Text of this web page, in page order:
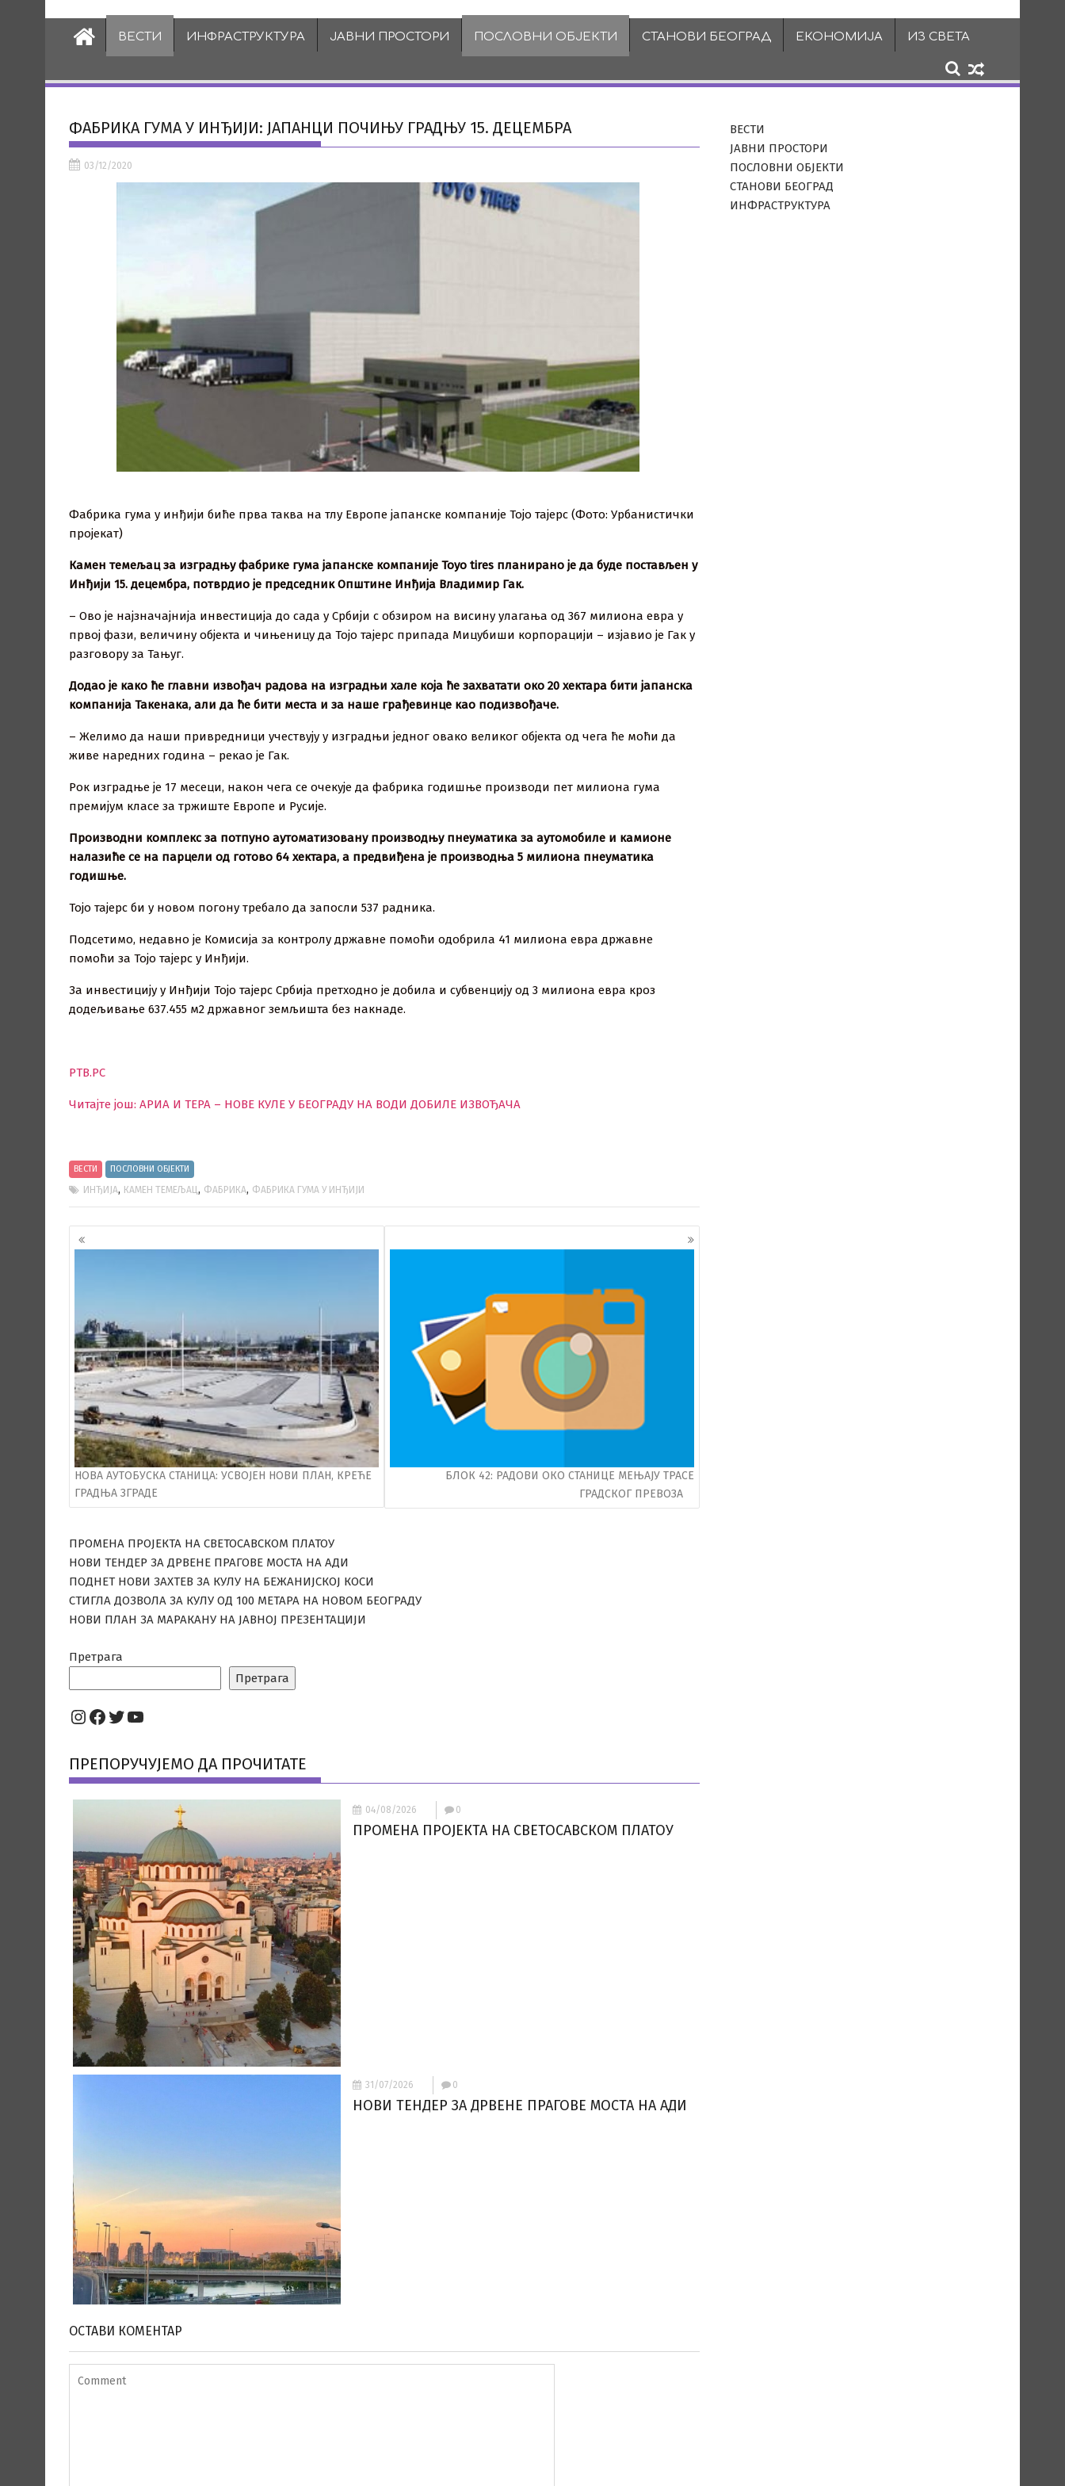
ВЕСТИ ИНФРАСТРУКТУРА ЈАВНИ ПРОСТОРИ ПОСЛОВНИ ОБЈЕКТИ СТАНОВИ БЕОГРАД ЕКОНОМИЈА ИЗ СВЕТА
ФАБРИКА ГУМА У ИНЂИЈИ: ЈАПАНЦИ ПОЧИЊУ ГРАДЊУ 15. ДЕЦЕМБРА
03/12/2020
Фабрика гума у инђији биће прва таква на тлу Европе јапанске компаније Тојо тајерс (Фото: Урбанистички
пројекат)
Камен темељац за изградњу фабрике гума јапанске компаније Тоyо tires планирано је да буде постављен у
Инђији 15. децембра, потврдио је председник Општине Инђија Владимир Гак.
– Ово је најзначајнија инвестиција до сада у Србији с обзиром на висину улагања од 367 милиона евра у
првој фази, величину објекта и чињеницу да Тојо тајерс припада Мицубиши корпорацији – изјавио је Гак у
разговору за Тањуг.
Додао је како ће главни извођач радова на изградњи хале која ће захватати око 20 хектара бити јапанска
компанија Такенака, али да ће бити места и за наше грађевинце као подизвођаче.
– Желимо да наши привредници учествују у изградњи једног овако великог објекта од чега ће моћи да
живе наредних година – рекао је Гак.
Рок изградње је 17 месеци, након чега се очекује да фабрика годишње производи пет милиона гума
премијум класе за тржиште Европе и Русије.
Производни комплекс за потпуно аутоматизовану производњу пнеуматика за аутомобиле и камионе
налазиће се на парцели од готово 64 хектара, а предвиђена је производња 5 милиона пнеуматика
годишње.
Тојо тајерс би у новом погону требало да запосли 537 радника.
Подсетимо, недавно је Комисија за контролу државне помоћи одобрила 41 милиона евра државне
помоћи за Тојо тајерс у Инђији.
За инвестицију у Инђији Тојо тајерс Србија претходно је добила и субвенцију од 3 милиона евра кроз
додељивање 637.455 м2 државног земљишта без накнаде.
РТВ.РС
Читајте још: АРИА И ТЕРА – НОВЕ КУЛЕ У БЕОГРАДУ НА ВОДИ ДОБИЛЕ ИЗВОЂАЧА
ВЕСТИ ПОСЛОВНИ ОБЈЕКТИ
ИНЂИЈА, КАМЕН ТЕМЕЉАЦ, ФАБРИКА, ФАБРИКА ГУМА У ИНЂИЈИ
Кретање
чланака
НОВА АУТОБУСКА СТАНИЦА: УСВОЈЕН НОВИ ПЛАН, КРЕЋЕ
ГРАДЊА ЗГРАДЕ
БЛОК 42: РАДОВИ ОКО СТАНИЦЕ МЕЊАЈУ ТРАСЕ
ГРАДСКОГ ПРЕВОЗА
ПРОМЕНА ПРОЈЕКТА НА СВЕТОСАВСКОМ ПЛАТОУ
НОВИ ТЕНДЕР ЗА ДРВЕНЕ ПРАГОВЕ МОСТА НА АДИ
ПОДНЕТ НОВИ ЗАХТЕВ ЗА КУЛУ НА БЕЖАНИЈСКОЈ КОСИ
СТИГЛА ДОЗВОЛА ЗА КУЛУ ОД 100 МЕТАРА НА НОВОМ БЕОГРАДУ
НОВИ ПЛАН ЗА МАРАКАНУ НА ЈАВНОЈ ПРЕЗЕНТАЦИЈИ
Претрага
Претрага
Instagram
Facebook
Twitter
YouTube
ПРЕПОРУЧУЈЕМО ДА ПРОЧИТАТЕ
04/08/2026 0
ПРОМЕНА ПРОЈЕКТА НА СВЕТОСАВСКОМ ПЛАТОУ
31/07/2026 0
НОВИ ТЕНДЕР ЗА ДРВЕНЕ ПРАГОВЕ МОСТА НА АДИ
ОСТАВИ КОМЕНТАР
ВЕСТИ
ЈАВНИ ПРОСТОРИ
ПОСЛОВНИ ОБЈЕКТИ
СТАНОВИ БЕОГРАД
ИНФРАСТРУКТУРА